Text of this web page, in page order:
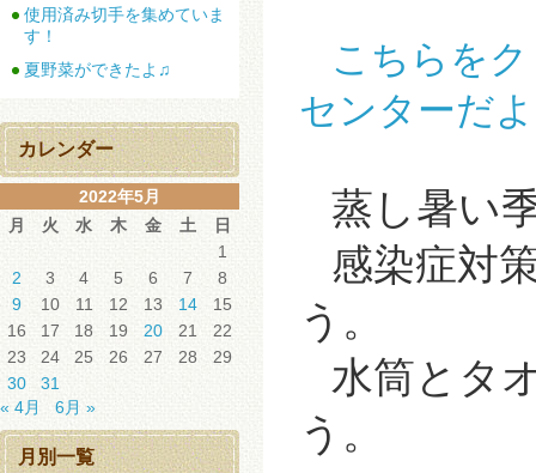
こちらを
センターだ
蒸し暑い
感染症対
う。
水筒とタ
う。
使用済み切手を集めていま
す！
夏野菜ができたよ♫
カレンダー
2022年5月
月
火 水 木 金 土
日
1
2
3 4 5 6 7
8
9
10 11 12 13 14
15
16
17 18 19 20 21
22
23
24 25 26 27 28
29
30
31
« 4月
6月 »
月別一覧